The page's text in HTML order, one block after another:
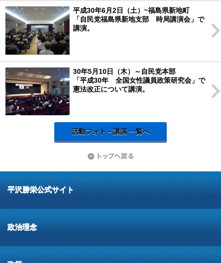
平成30年6月2日（土）~福島県新地町
「自民党福島県新地支部 時局講演会」で
講演。
30年5月10日（木）～自民党本部
「平成30年 全国女性議員政策研究会」で
憲法改正について講演。
活動フォト－講演 一覧へ
平沢勝栄公式サイト
政治理念